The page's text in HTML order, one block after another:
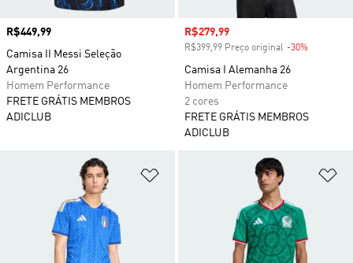
Preço
R$449,99
Camisa II Messi Seleção
Argentina 26
Homem Performance
FRETE GRÁTIS MEMBROS
ADICLUB
Preço com desconto
R$279,99
R$399,99 Preço original -30%
Camisa I Alemanha 26
Homem Performance
2 cores
FRETE GRÁTIS MEMBROS
ADICLUB
Adicionar à Lista de Desejos